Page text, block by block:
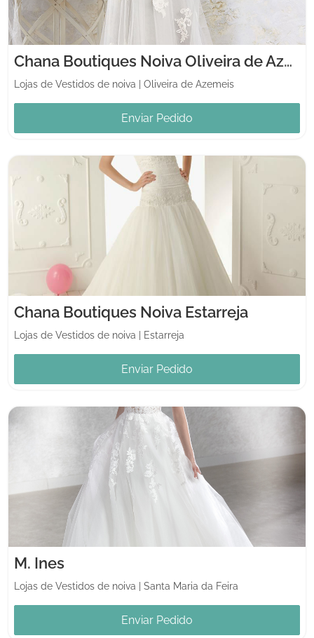
Chana Boutiques Noiva Oliveira de Azeméis
Lojas de Vestidos de noiva Oliveira de Azemeis
Enviar Pedido
Chana Boutiques Noiva Estarreja
Lojas de Vestidos de noiva Estarreja
Enviar Pedido
M. Ines
Lojas de Vestidos de noiva Santa Maria da Feira
Enviar Pedido